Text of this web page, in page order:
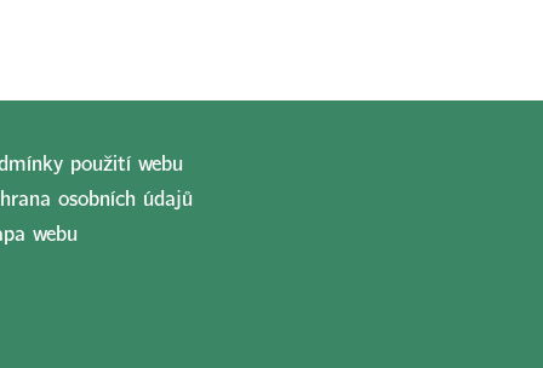
použití webu
osobních údajů
webu